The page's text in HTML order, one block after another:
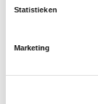
Statistieken
Marketing